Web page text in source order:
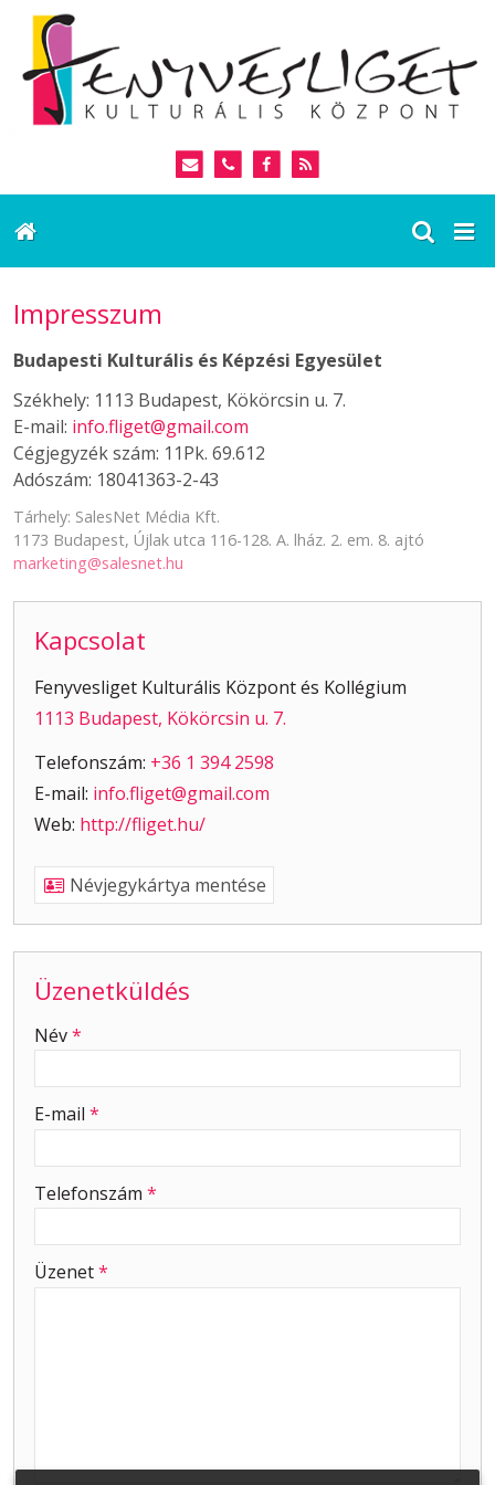
Impresszum
Budapesti Kulturális és Képzési Egyesület
Székhely: 1113 Budapest, Kökörcsin u. 7.
E-mail: info.fliget@gmail.com
Cégjegyzék szám: 11Pk. 69.612
Adószám: 18041363-2-43
Tárhely: SalesNet Média Kft.
1173 Budapest, Újlak utca 116-128. A. lház. 2. em. 8. ajtó
marketing@salesnet.hu
Kapcsolat
Fenyvesliget Kulturális Központ és Kollégium
1113 Budapest, Kökörcsin u. 7.
Telefonszám: +36 1 394 2598
E-mail: info.fliget@gmail.com
Web: http://fliget.hu/
Névjegykártya mentése
Üzenetküldés
-
Név*
E-mail *
Telefonszám *
Üzenet*